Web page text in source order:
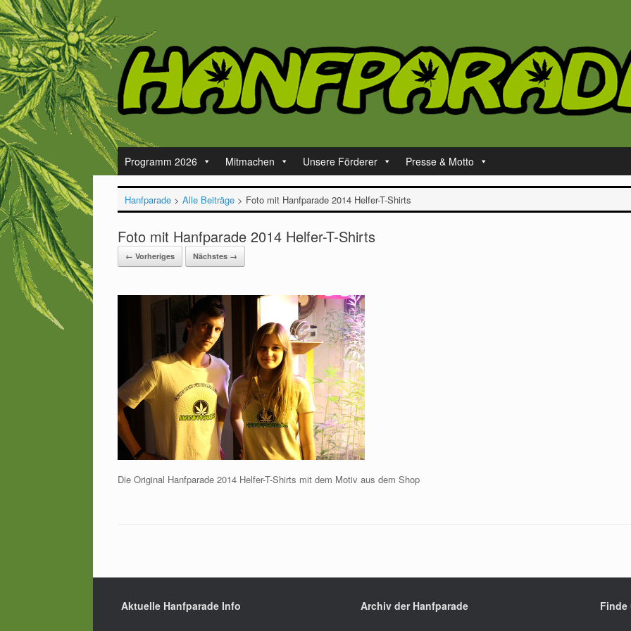
Zum
Inhalt
springen
Programm 2026 Mitmachen Unsere Förderer Presse & Motto
Hanfparade> Alle Beiträge> Foto mit Hanfparade 2014 Helfer-T-Shirts
Foto mit Hanfparade 2014 Helfer-T-Shirts
← Vorheriges Nächstes →
Die Original Hanfparade 2014 Helfer-T-Shirts mit dem Motiv aus dem Shop
Aktuelle Hanfparade Info Archiv der Hanfparade Finde